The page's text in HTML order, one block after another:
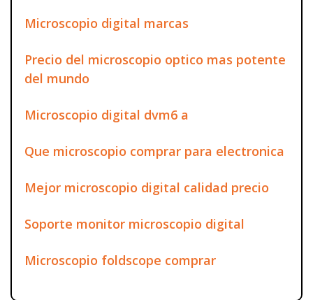
Microscopio digital marcas
Precio del microscopio optico mas potente
del mundo
Microscopio digital dvm6 a
Que microscopio comprar para electronica
Mejor microscopio digital calidad precio
Soporte monitor microscopio digital
Microscopio foldscope comprar